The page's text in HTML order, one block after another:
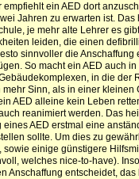
empfiehlt ein AED dort
Jahren zu erwarten ist. Das
je mehr alte Lehrer es
leiden, die einen
sinnvoller die Anschaffung
So macht ein AED auch
in die der
Sinn, als in einer kleinen
AED alleine kein Leben
reanimiert werden. Das
eines AED erstmal eine
sollte. Um dies zu
sowie einige günstigere
welches nice-to-have).
Anschaffung entscheidet,